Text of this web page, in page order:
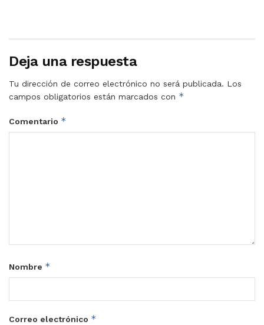
Deja una respuesta
Tu dirección de correo electrónico no será publicada. Los
campos obligatorios están marcados con *
Comentario *
Nombre *
Correo electrónico *